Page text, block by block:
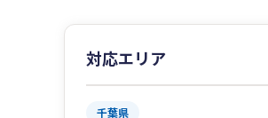
対応エリア
千葉県